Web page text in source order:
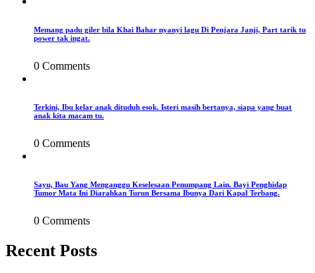
Memang padu giler bila Khai Bahar nyanyi lagu Di Penjara Janji, Part tarik tu
power tak ingat.
0 Comments
Terkini, Ibu kelar anak dituduh esok. Isteri masih bertanya, siapa yang buat
anak kita macam tu.
0 Comments
Sayu, Bau Yang Menganggu Keselesaan Penumpang Lain. Bayi Penghidap
Tumor Mata Ini Diarahkan Turun Bersama Ibunya Dari Kapal Terbang.
0 Comments
Recent Posts